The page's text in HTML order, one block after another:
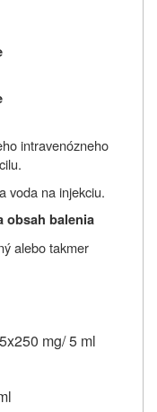
intravenózneho
voda na injekciu.
obsah balenia
alebo takmer
mg/ 5 ml